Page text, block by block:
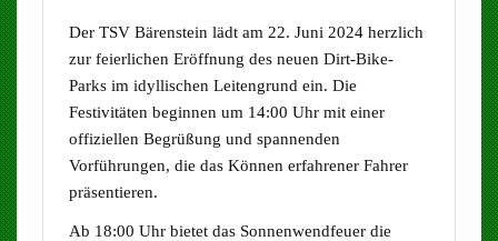
Der TSV Bärenstein lädt am 22. Juni 2024 herzlich
zur feierlichen Eröffnung des neuen Dirt-Bike-
Parks im idyllischen Leitengrund ein. Die
Festivitäten beginnen um 14:00 Uhr mit einer
offiziellen Begrüßung und spannenden
Vorführungen, die das Können erfahrener Fahrer
präsentieren.
Ab 18:00 Uhr bietet das Sonnenwendfeuer die